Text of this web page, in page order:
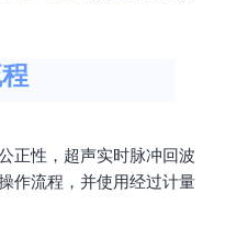
正性，超声实时脉冲回波
作流程，并使用经过计量